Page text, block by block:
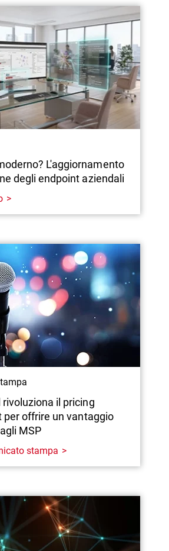
L'aggiornamento
degli endpoint aziendali
rivoluziona il pricing
per offrire un vantaggio
MSP
stampa